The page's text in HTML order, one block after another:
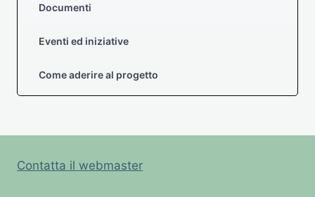
Documenti
Eventi ed iniziative
Come aderire al progetto
Contatta il webmaster